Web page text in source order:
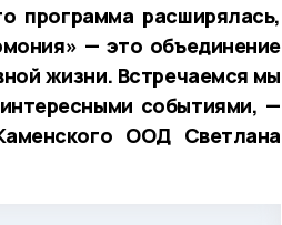
программа расширялась,
— это объединение
жизни. Встречаемся мы
событиями, —
ООД Светлана